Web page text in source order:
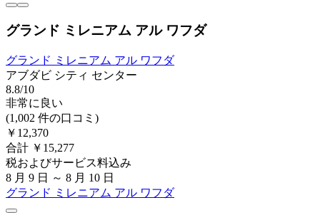
グランド ミレニアム アル ワフダ
グランド ミレニアム アル ワフダ
アブダビ シティ センター
8.8/10
非常に良い
(1,002 件の口コミ)
￥12,370
合計 ￥15,277
税およびサービス料込み
8 月 9 日 ～ 8 月 10 日
グランド ミレニアム アル ワフダ